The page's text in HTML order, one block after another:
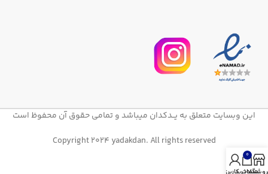
این وبسایت متعلق به یــدکدان میباشد و تمامی حقوق آن محفوظ است
Copyright 2024 yadakdan. All rights reserved
0
سبد خرید
حساب کاربری من